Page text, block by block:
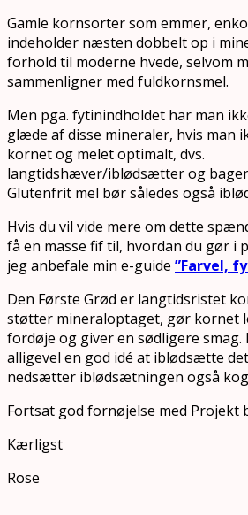
Gamle kornsorter som emmer,
indeholder næsten dobbelt op i
forhold til moderne hvede, selvom
sammenligner med fuldkornsmel.
Men pga. fytinindholdet har man
glæde af disse mineraler, hvis man
kornet og melet optimalt, dvs.
langtidshæver/iblødsætter og bager
Glutenfrit mel bør således også
Hvis du vil vide mere om dette
få en masse fif til, hvordan du gør i
jeg anbefale min e-guide ”Farvel,
Den Første Grød er langtidsristet
støtter mineraloptaget, gør kornet
fordøje og giver en sødligere
alligevel en god idé at iblødsætte
nedsætter iblødsætningen også
Fortsat god fornøjelse med Projekt
Kærligst
Rose